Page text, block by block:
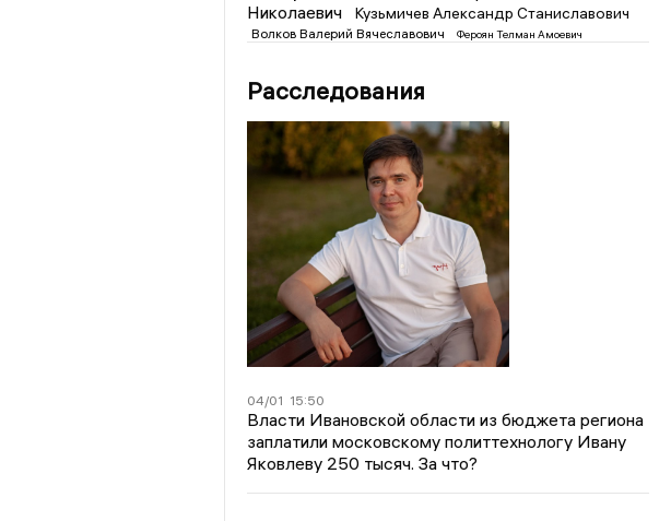
Николаевич
Кузьмичев Александр Станиславович
Волков Валерий Вячеславович Фероян Телман Амоевич
Расследования
04/01 15:50
Власти Ивановской области из бюджета региона
заплатили московскому политтехнологу Ивану
Яковлеву 250 тысяч. За что?